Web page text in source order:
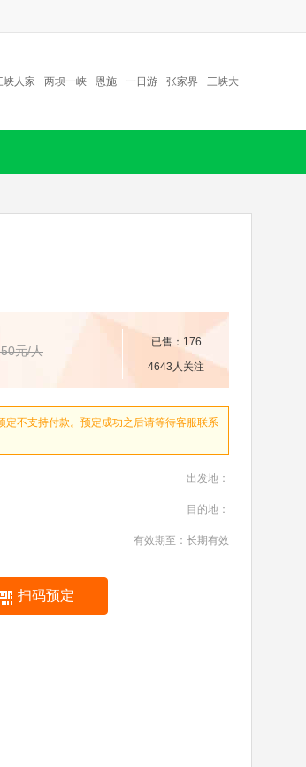
峡人家 两坝一峡 恩施 一日游 张家界 三峡大
元/人
已售：176
4643人关注
不支持付款。预定成功之后请等待客服联系
出发地：
目的地：
有效期至：长期有效
扫码预定